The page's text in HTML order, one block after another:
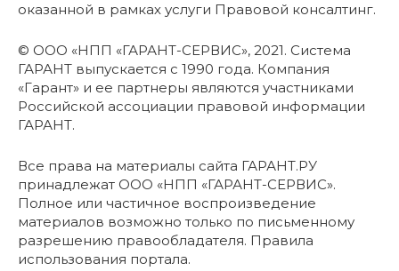
оказанной в рамках услуги Правовой консалтинг.
© ООО «НПП «ГАРАНТ-СЕРВИС», 2021. Система
ГАРАНТ выпускается с 1990 года. Компания
«Гарант» и ее партнеры являются участниками
Российской ассоциации правовой информации
ГАРАНТ.
Все права на материалы сайта ГАРАНТ.РУ
принадлежат ООО «НПП «ГАРАНТ-СЕРВИС».
Полное или частичное воспроизведение
материалов возможно только по письменному
разрешению правообладателя. Правила
использования портала.